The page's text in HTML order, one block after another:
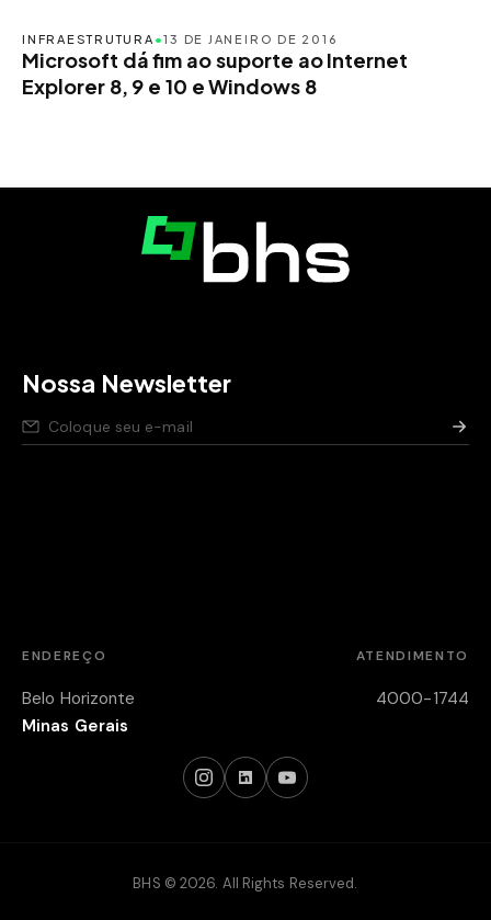
INFRAESTRUTURA •13 DE JANEIRO DE 2016
Microsoft dá fim ao suporte ao Internet
Explorer 8, 9 e 10 e Windows 8
Nossa Newsletter
ENDEREÇO
Belo Horizonte
Minas Gerais
ATENDIMENTO
4000-1744
BHS © 2026. All Rights Reserved.